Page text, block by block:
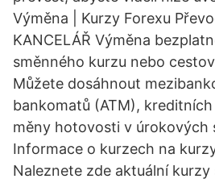
Výměna | Kurzy Forexu
KANCELÁŘ Výměna
směnného kurzu nebo
Můžete dosáhnout
bankomatů (ATM),
měny hotovosti v úrokových
Informace o kurzech na
Naleznete zde aktuální kurzy